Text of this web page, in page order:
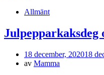
Allmänt
Julpepparkaksdeg
Publicerad
den
18 december, 202018
av Mamma